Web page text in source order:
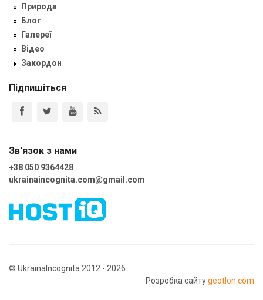
Природа
Блог
Галереї
Відео
Закордон
Підпишіться
Зв'язок з нами
+38 050 9364428
ukrainaincognita.com@gmail.com
© UkrainaIncognita 2012 - 2026
Розробка сайтуgeotlon.com